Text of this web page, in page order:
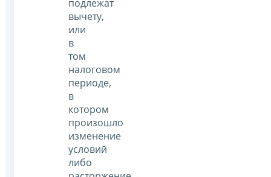
подлежат
вычету,
или
в
том
налоговом
периоде,
в
котором
произошло
изменение
условий
либо